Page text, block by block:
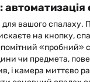
автоматизація
для вашого
на кнопку,
«пробний»
чи предмета,
і камера миттєво